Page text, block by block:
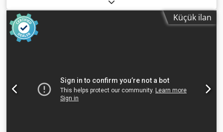
Ziyaretinizden çok memnun oluruz - daha fazla makine
stokta Hemen Kullanılabilir - İncelenebilir Stokta
Emskirchen / Nürnberg - Test edilebilir
Küçük ilan